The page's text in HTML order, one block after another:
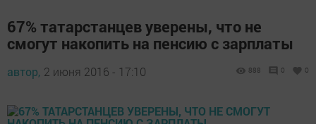
67% татарстанцев уверены, что не
смогут накопить на пенсию с зарплаты
автор, 2 июня 2016 - 17:10 888 0 0